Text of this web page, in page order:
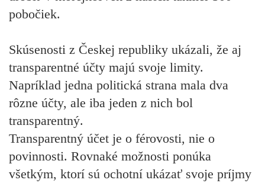
pobočiek.
Skúsenosti z Českej republiky ukázali, že aj
transparentné účty majú svoje limity.
Napríklad jedna politická strana mala dva
rôzne účty, ale iba jeden z nich bol
transparentný.
Transparentný účet je o férovosti, nie o
povinnosti. Rovnaké možnosti ponúka
všetkým, ktorí sú ochotní ukázať svoje príjmy